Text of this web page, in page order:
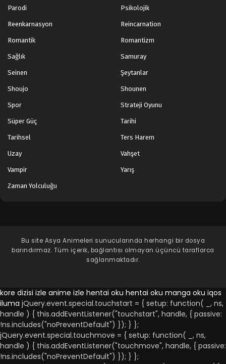
Parodi Psikolojik
Reenkarnasyon Reincarnation
Romantik Romantizm
Sağlık Samuray
Seinen Şeytanlar
Shoujo Shounen
Spor Strateji Oyunu
Süper Güç Tarihi
Tarihsel Ters Harem
Uzay Vahşet
Vampir Yarış
Zaman Yolculuğu
Bu site Asya Animeleri sunucularında herhangi bir dosya
barındırmaz. Tüm içerik, bağlantısı olmayan üçüncü taraflarca
sağlanmaktadır.
kore dizisi izle anime izle hentai oku hentai oku manga oku iqos
iluma jQuery.event.special.touchstart = { setup: function( _, ns,
handle ) { this.addEventListener("touchstart", handle, { passive:
!ns.includes("noPreventDefault") }); } };
jQuery.event.special.touchmove = { setup: function( _, ns,
handle ) { this.addEventListener("touchmove", handle, { passive:
!ns.includes("noPreventDefault") }); } };